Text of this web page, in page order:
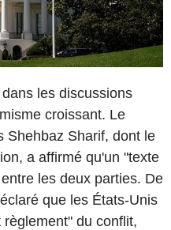
les discussions
croissant. Le
Shehbaz Sharif, dont le
a affirmé qu'un "texte
les deux parties. De
que les États-Unis
du conflit,